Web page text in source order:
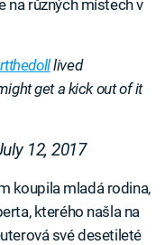
na různých místech v
lived
get a kick out of it
12, 2017
koupila mladá rodina,
kterého našla na
své desetileté